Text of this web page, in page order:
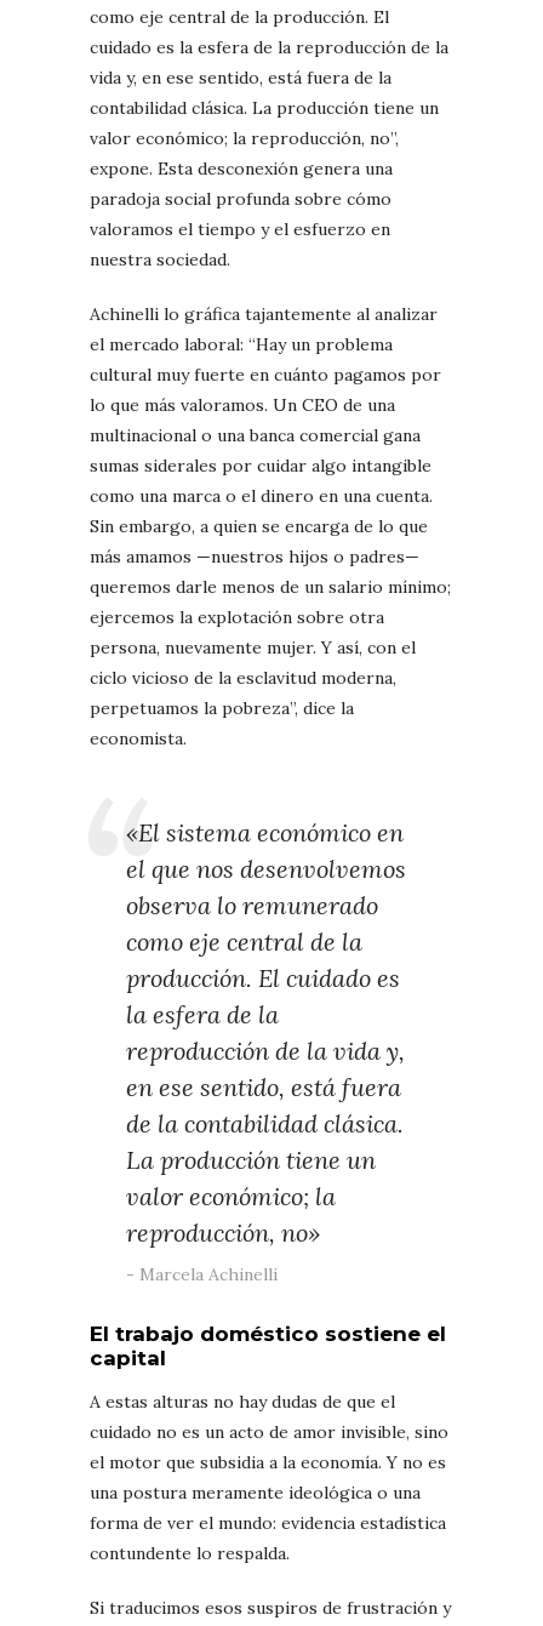
como eje central de la producción. El
cuidado es la esfera de la reproducción de la
vida y, en ese sentido, está fuera de la
contabilidad clásica. La producción tiene un
valor económico; la reproducción, no”,
expone. Esta desconexión genera una
paradoja social profunda sobre cómo
valoramos el tiempo y el esfuerzo en
nuestra sociedad.
Achinelli lo gráfica tajantemente al analizar
el mercado laboral: “Hay un problema
cultural muy fuerte en cuánto pagamos por
lo que más valoramos. Un CEO de una
multinacional o una banca comercial gana
sumas siderales por cuidar algo intangible
como una marca o el dinero en una cuenta.
Sin embargo, a quien se encarga de lo que
más amamos —nuestros hijos o padres—
queremos darle menos de un salario mínimo;
ejercemos la explotación sobre otra
persona, nuevamente mujer. Y así, con el
ciclo vicioso de la esclavitud moderna,
perpetuamos la pobreza”, dice la
economista.
«El sistema económico en
el que nos desenvolvemos
observa lo remunerado
como eje central de la
producción. El cuidado es
la esfera de la
reproducción de la vida y,
en ese sentido, está fuera
de la contabilidad clásica.
La producción tiene un
valor económico; la
reproducción, no»
Marcela Achinelli
El trabajo doméstico sostiene el
capital
A estas alturas no hay dudas de que el
cuidado no es un acto de amor invisible, sino
el motor que subsidia a la economía. Y no es
una postura meramente ideológica o una
forma de ver el mundo: evidencia estadística
contundente lo respalda.
Si traducimos esos suspiros de frustración y